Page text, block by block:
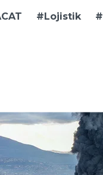
Lojistik